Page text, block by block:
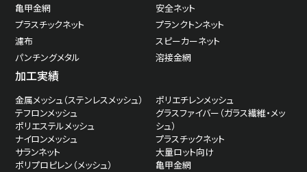
亀甲金網
安全ネット
プラスチックネット
プランクトンネット
濾布
スピーカーネット
パンチングメタル
溶接金網
加工実績
金属メッシュ（ステンレスメッシュ）
テフロンメッシュ
ポリエステルメッシュ
ナイロンメッシュ
サランネット
ポリプロピレン（メッシュ）
ポリエチレンメッシュ
グラスファイバー（ガラス繊維・メッ
シュ）
プラスチックネット
大量ロット向け
亀甲金網